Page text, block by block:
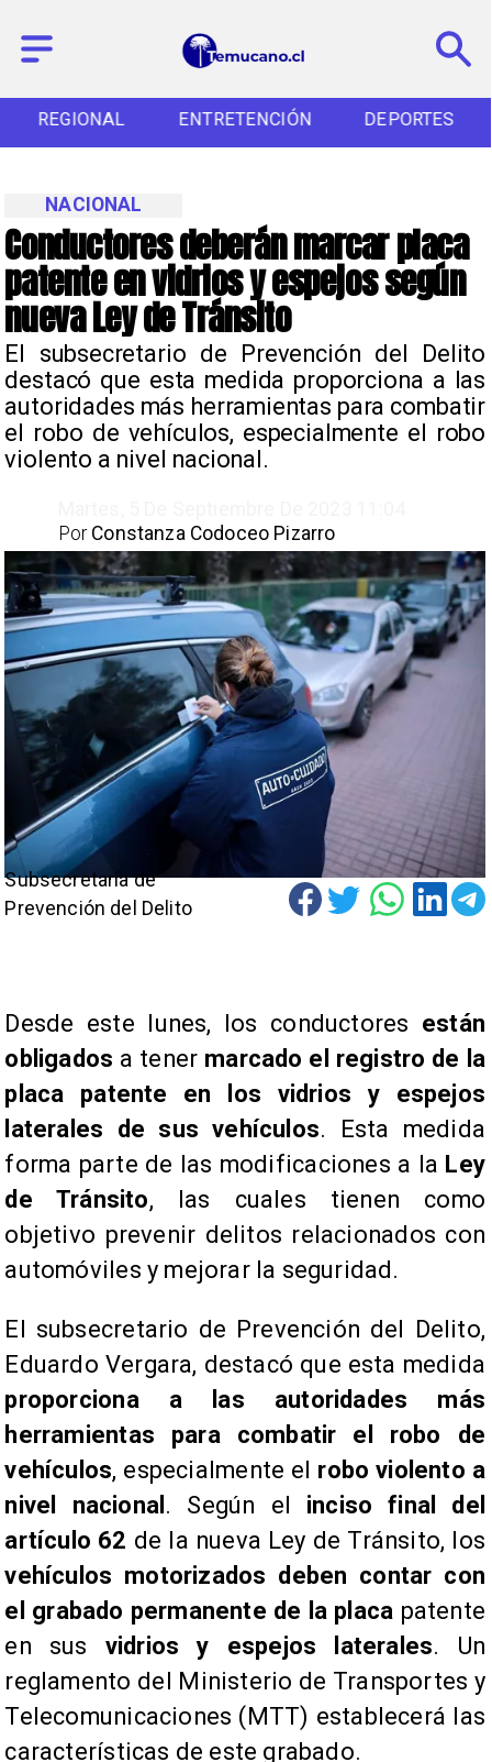
REGIONAL ENTRETENCIÓN DEPORTES
Conductores deberán marcar placa
patente en vidrios y espejos según
nueva Ley de Tránsito
El subsecretario de Prevención del Delito
destacó que esta medida proporciona a las
autoridades más herramientas para combatir
el robo de vehículos, especialmente el robo
violento a nivel nacional.
NACIONAL
Constanza Codoceo Pizarro
Por
Subsecretaría de
Prevención del Delito
Desde este lunes, los conductores están
obligados a tener marcado el registro de la
placa patente en los vidrios y espejos
laterales de sus vehículos. Esta medida
forma parte de las modificaciones a la Ley
de Tránsito, las cuales tienen como
objetivo prevenir delitos relacionados con
automóviles y mejorar la seguridad.
El subsecretario de Prevención del Delito,
Eduardo Vergara, destacó que esta medida
proporciona a las autoridades más
herramientas para combatir el robo de
vehículos, especialmente el robo violento a
nivel nacional . Según el inciso final del
artículo 62 de la nueva Ley de Tránsito, los
vehículos motorizados deben contar con
el grabado permanente de la placa patente
en sus vidrios y espejos laterales. Un
reglamento del Ministerio de Transportes y
Telecomunicaciones (MTT) establecerá las
características de este grabado.